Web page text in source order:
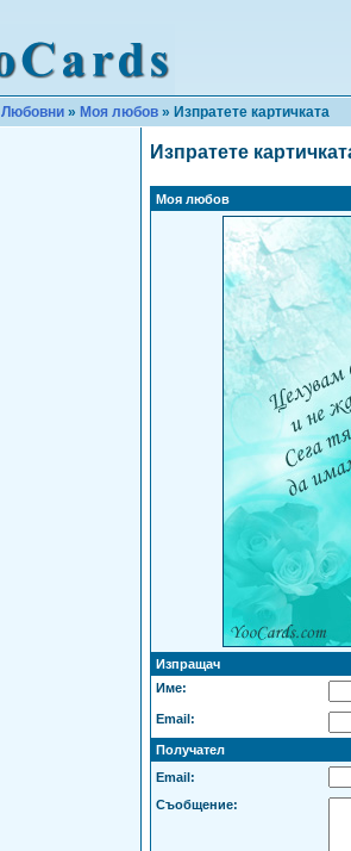
Любовни » Моя любов » Изпратете картичката
Изпратете
Моя любов
Изпращач
Име:
Email:
Получател
Email:
Съобщение: